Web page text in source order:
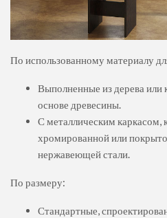
По использованному материалу
Выполненные из дерева или
основе древесины.
С металлическим каркасом,
хромированной или
нержавеющей стали.
По размеру:
Стандартные,